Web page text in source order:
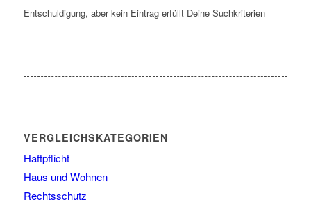
Entschuldigung, aber kein Eintrag erfüllt Deine Suchkriterien
VERGLEICHSKATEGORIEN
Haftpflicht
Haus und Wohnen
Rechtsschutz